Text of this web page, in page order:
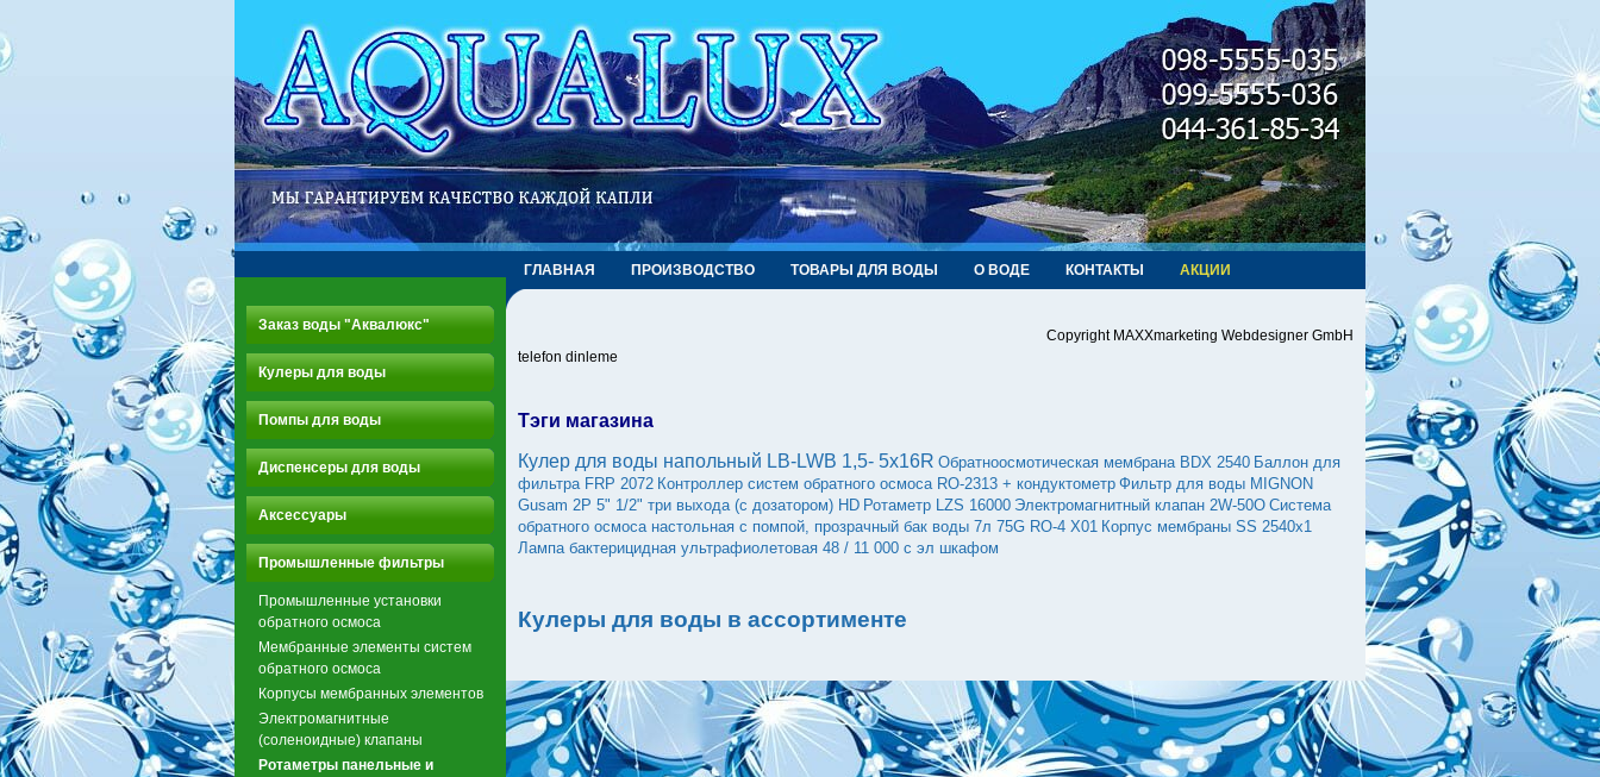
ГЛАВНАЯ ПРОИЗВОДСТВО ТОВАРЫ ДЛЯ ВОДЫ О ВОДЕ КОНТАКТЫ АКЦИИ
Заказ воды "Аквалюкс"
Кулеры для воды
Помпы для воды
Диспенсеры для воды
Аксессуары
Промышленные фильтры
Промышленные установки
обратного осмоса
Мембранные элементы систем
обратного осмоса
Корпусы мембранных элементов
Электромагнитные
(соленоидные) клапаны
Ротаметры панельные и
Copyright MAXXmarketing Webdesigner GmbH
telefon dinleme
Тэги магазина
Кулер для воды напольный LB-LWB 1,5- 5x16R Обратноосмотическая мембрана BDX 2540 Баллон для
фильтра FRP 2072 Контроллер систем обратного осмоса RO-2313 + кондуктометр Фильтр для воды MIGNON
Gusam 2P 5" 1/2" три выхода (с дозатором) HD Ротаметр LZS 16000 Электромагнитный клапан 2W-50O Система
обратного осмоса настольная с помпой, прозрачный бак воды 7л 75G RO-4 X01 Корпус мембраны SS 2540х1
Лампа бактерицидная ультрафиолетовая 48 / 11 000 с эл шкафом
Кулеры для воды в ассортименте